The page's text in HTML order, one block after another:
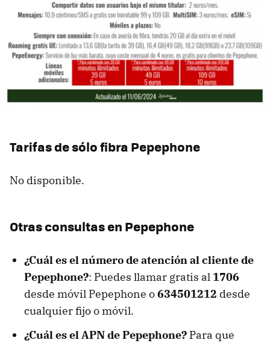
Tarifas de sólo fibra Pepephone
No disponible.
Otras consultas en Pepephone
¿Cuál es el número de atención al cliente de
Pepephone?: Puedes llamar gratis al 1706
desde móvil Pepephone o634501212 desde
cualquier fijo o móvil.
¿Cuál es el APN de Pepephone? Para que